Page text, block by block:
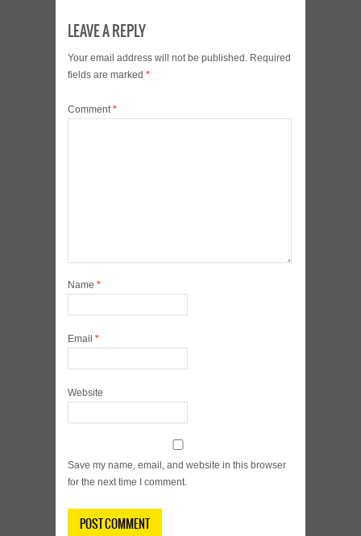
LEAVE A REPLY
Your email address will not be published. Required
fields are marked *
Comment*
Name *
Email *
Website
Save my name, email, and website in this browser
for the next time I comment.